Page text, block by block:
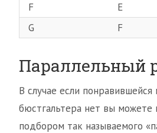
F
E
G
F
Параллельный
В случае если понравившейся
бюстгальтера нет вы можете
подбором так называемого